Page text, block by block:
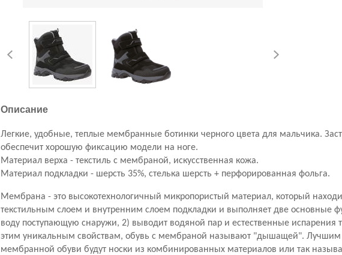
Описание
Легкие, удобные, теплые мембранные ботинки черного цвета для мальчика.
обеспечит хорошую фиксацию модели на ноге.
Материал верха - текстиль с мембраной, искусственная кожа.
Материал подкладки - шерсть 35%, стелька шерсть + перфорированная фольга.
Мембрана - это высокотехнологичный микропористый материал, который
текстильным слоем и внутренним слоем подкладки и выполняет две основные
воду поступающую снаружи, 2) выводит водяной пар и естественные испарения
этим уникальным свойствам, обувь с мембраной называют "дышащей".Лучшим
мембранной обуви будут носки из комбинированных материалов или так